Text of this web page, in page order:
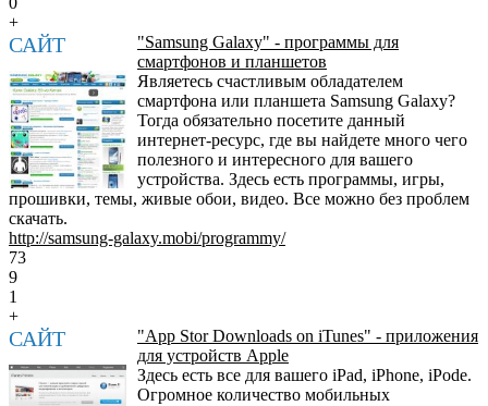
+
САЙТ
"Samsung Galaxy" - программы для
смартфонов и планшетов
Являетесь счастливым обладателем
смартфона или планшета Samsung Galaxy?
Тогда обязательно посетите данный
интернет-ресурс, где вы найдете много чего
полезного и интересного для вашего
устройства. Здесь есть программы, игры,
прошивки, темы, живые обои, видео. Все можно без проблем
скачать.
http://samsung-galaxy.mobi/programmy/
73
9
1
+
САЙТ
"App Stor Downloads on iTunes" - приложения
для устройств Apple
Здесь есть все для вашего iPad, iPhone, iPode.
Огромное количество мобильных